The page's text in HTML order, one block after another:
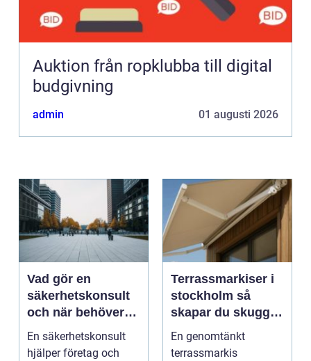
Auktion från ropklubba till digital
budgivning
admin 01 augusti 2026
Vad gör en
säkerhetskonsult
och när behöver
du en?
En säkerhetskonsult
hjälper företag och
Terrassmarkiser i
stockholm så
skapar du skugga,
stil och komfort på
uteplatsen
En genomtänkt
terrassmarkis